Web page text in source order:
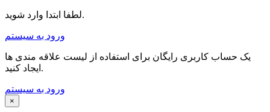
لطفا ابتدا وارد شوید.
ورود به سیستم
یک حساب کاربری رایگان برای استفاده از لیست علاقه مندی ها
ایجاد کنید.
ورود به سیستم
×